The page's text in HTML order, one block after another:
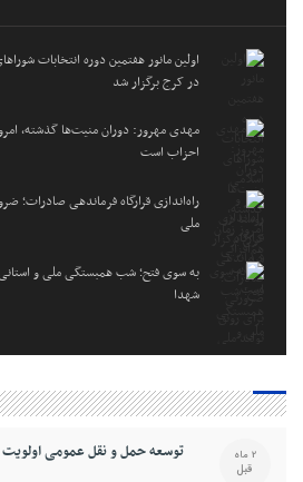
اولین مانور هفتمین دوره انتخابات
در کرج برگزار شد
مهدی مهرور: دوران منیت‌ها گذشته،
احزاب است
راه‌اندازی قرارگاه فرماندهی صادرات؛
ملی
به سوی فتح؛ شب همبستگی ملی و
شهدا
توسعه حمل و نقل عمومی 2 ماه
قبل